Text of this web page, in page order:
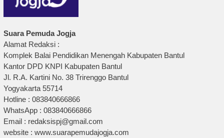
Suara Pemuda Jogja
Alamat Redaksi :
Komplek Balai Pendidikan Menengah Kabupaten Bantul
Kantor DPD KNPI Kabupaten Bantul
Jl. R.A. Kartini No. 38 Trirenggo Bantul
Yogyakarta 55714
Hotline : 083840666866
WhatsApp : 083840666866
Email : redaksispj@gmail.com
website : www.suarapemudajogja.com